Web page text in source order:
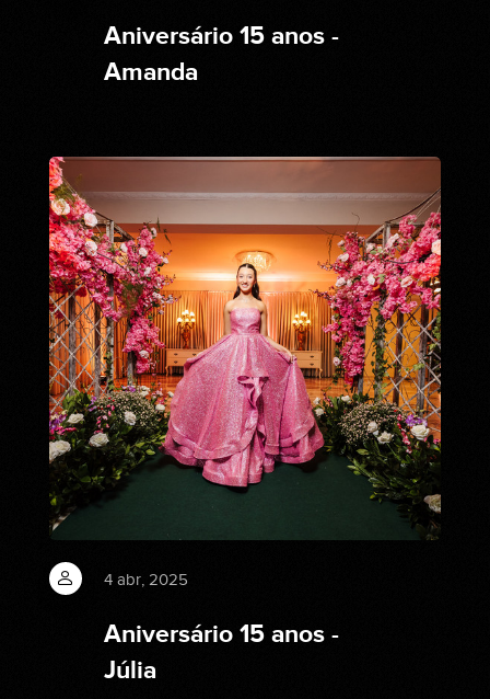
Aniversário 15 anos -
Amanda
4 abr, 2025
Aniversário 15 anos -
Júlia